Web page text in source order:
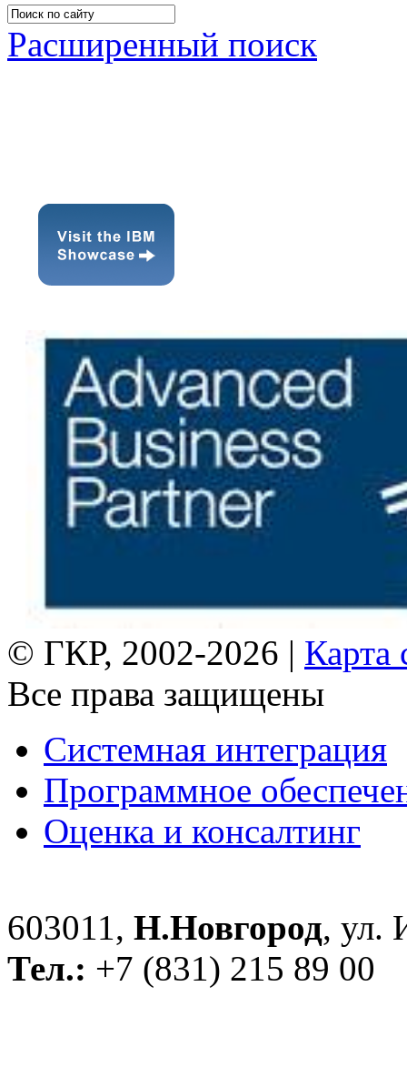
Расширенный поиск
© ГКР, 2002-2026 | Карта
Все права защищены
Системная интеграция
Программное
Оценка и консалтинг
603011, Н.Новгород, ул.
Тел.: +7 (831) 215 89 00